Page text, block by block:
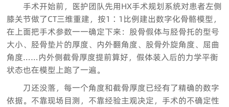
手术开始前，医护团队先用HX手术规划系统对患者左侧
膝关节做了CT三维重建，按1∶1比例建出数字化骨骼模型，
在上面把手术参数一一确定下来：股骨假体与胫骨托的型号
大小、胫骨垫片的厚度、内外翻角度、股骨外旋角度、屈曲
角度……内外侧截骨厚度提前算好，假体装入后的力学平衡
状态也在模型上跑了一遍。
刀还没落，每一个角度和截骨厚度已经有了精确的数字
依据。不靠现场目测，不靠经验主观决定，手术的不确定性